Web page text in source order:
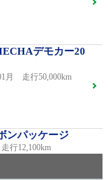
デモカー20
月 走行50,000km
ンパッケージ
行12,100km